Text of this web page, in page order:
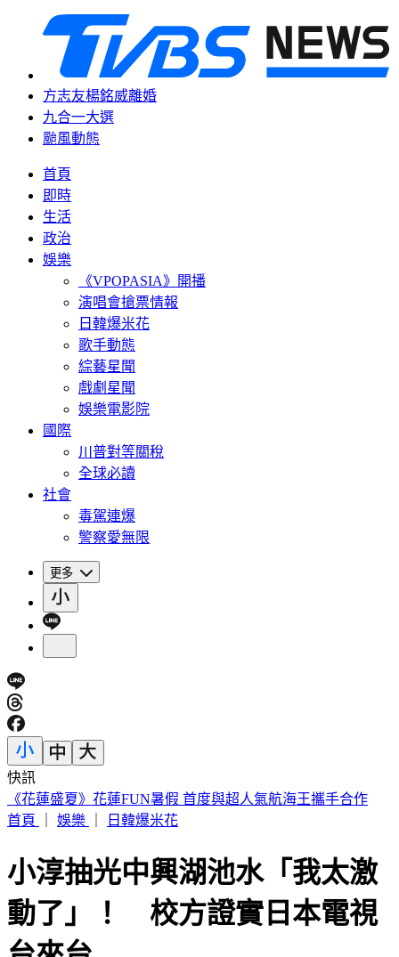
方志友楊銘威離婚
九合一大選
颱風動態
首頁
即時
生活
政治
娛樂
《VPOPASIA》開播
演唱會搶票情報
日韓爆米花
歌手動態
綜藝星聞
戲劇星聞
娛樂電影院
國際
川普對等關稅
全球必讀
社會
毒駕連爆
警察愛無限
更多
快訊
快訊／桃園觀音化學工廠陷火海 黑煙直竄天際驚險畫面曝
首頁
娛樂 日韓爆米花
小淳抽光中興湖池水「我太激
動了」！ 校方證實日本電視